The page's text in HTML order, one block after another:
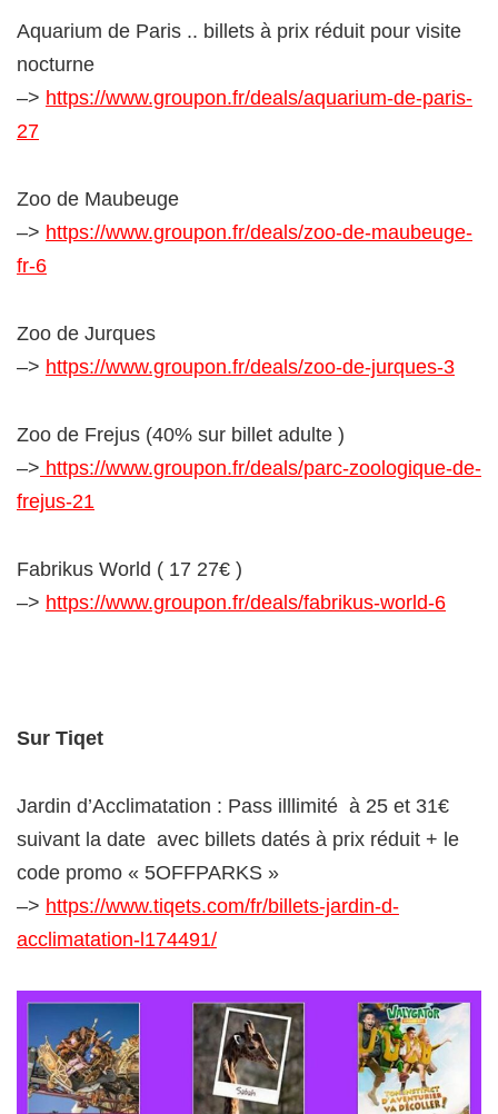
Aquarium de Paris .. billets à prix réduit pour visite
nocturne
–> https://www.groupon.fr/deals/aquarium-de-paris-
27
Zoo de Maubeuge
–> https://www.groupon.fr/deals/zoo-de-maubeuge-
fr-6
Zoo de Jurques
–> https://www.groupon.fr/deals/zoo-de-jurques-3
Zoo de Frejus (40% sur billet adulte )
–> https://www.groupon.fr/deals/parc-zoologique-de-
frejus-21
Fabrikus World ( 17 27€ )
–> https://www.groupon.fr/deals/fabrikus-world-6
Sur Tiqet
Jardin d’Acclimatation : Pass illlimité à 25 et 31€
suivant la date avec billets datés à prix réduit + le
code promo « 5OFFPARKS »
–> https://www.tiqets.com/fr/billets-jardin-d-
acclimatation-l174491/